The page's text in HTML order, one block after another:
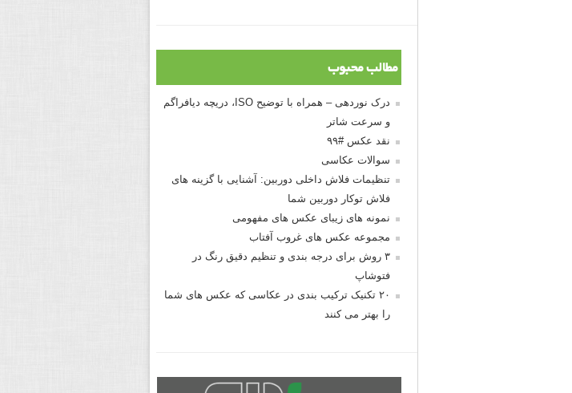
مطالب محبوب
درک نوردهی – همراه با توضیح ISO، دریچه دیافراگم
و سرعت شاتر
نقد عکس #۹۹
سوالات عکاسی
تنظیمات فلاش داخلی دوربین: آشنایی با گزینه های
فلاش توکار دوربین شما
نمونه های زیبای عکس های مفهومی
مجموعه عکس های غروب آفتاب
۳ روش برای درجه بندی و تنظیم دقیق رنگ در
فتوشاپ
۲۰ تکنیک ترکیب بندی در عکاسی که عکس های شما
را بهتر می کنند